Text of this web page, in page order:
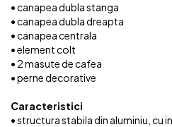
• canapea dubla stanga
• canapea dubla dreapta
• canapea centrala
• element colt
• 2 masute de cafea
• perne decorative
Caracteristici
• structura stabila din aluminiu, cu